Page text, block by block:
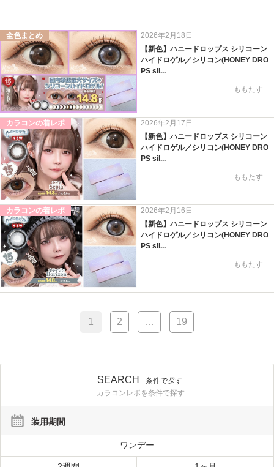
全色まとめ
2026年2月18日
【新色】ハニードロップス シリコーン
ハイドロゲル／シリコン(HONEY DRO
PS sil...
ももたす
カラコンの着レポ
2026年2月17日
【新色】ハニードロップス シリコーン
ハイドロゲル／シリコン(HONEY DRO
PS sil...
ももたす
カラコンの着レポ
2026年2月16日
【新色】ハニードロップス シリコーン
ハイドロゲル／シリコン(HONEY DRO
PS sil...
ももたす
1 2 … 19
SEARCH
-条件で探す-
カラコンレポを条件で探す
装用期間
ワンデー